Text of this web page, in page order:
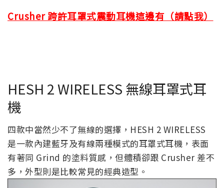
Crusher 跨許耳罩式震動耳機這邊有（請點我）
HESH 2 WIRELESS 無線耳罩式耳
機
四款中當然少不了無線的選擇，HESH 2 WIRELESS
是一款內建藍牙及有線兩種模式的耳罩式耳機，表面
有著同 Grind 的塗料質感，但體積卻跟 Crusher 差不
多，外型則是比較常見的經典造型。